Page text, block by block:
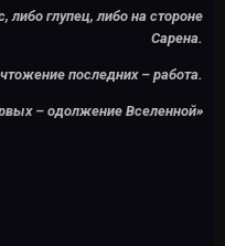
либо глупец, либо на стороне
Сарена.
последних – работа.
– одолжение Вселенной»